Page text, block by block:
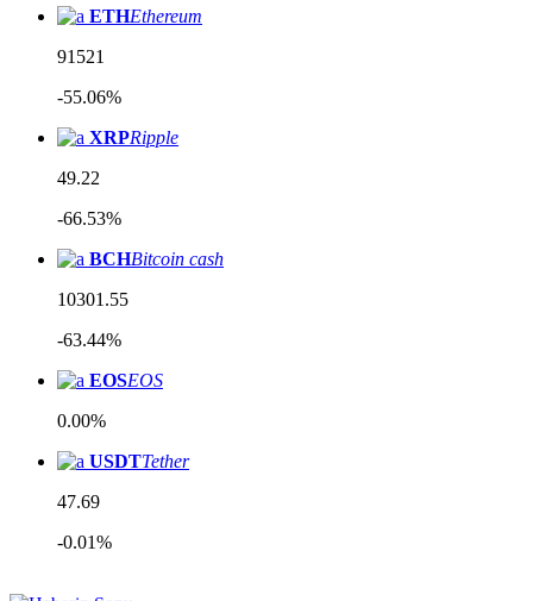
ETHEthereum
91521
-55.06%
XRPRipple
49.22
-66.53%
BCHBitcoin cash
10301.55
-63.44%
EOSEOS
0.00%
USDTTether
47.69
-0.01%